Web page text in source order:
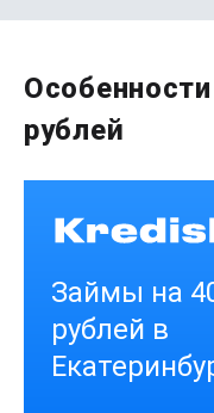
Сумма
рублей